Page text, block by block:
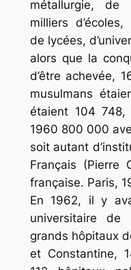
métallurgie,
milliers
de lycées,
alors que la
d’être achevée,
musulmans
étaient 104
1960 800 000
soit autant
Français (Pierre
française. Paris,
En 1962, il y
universitaire
grands hôpitaux
et Constantine,